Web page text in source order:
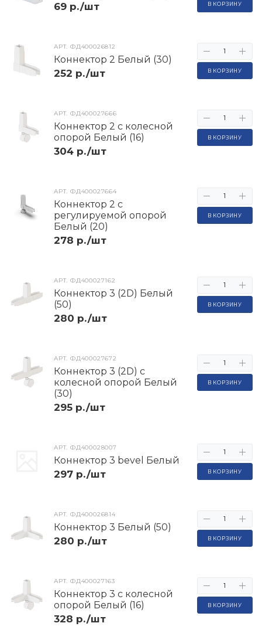
АРТ.ФД400027163
Коннектор 3 с колесной
опорой Белый (16)
328 р./шт
В КОРЗИНУ
АРТ.ФД400026814
Коннектор 3 Белый (50)
280 р./шт В КОРЗИНУ
АРТ.ФД400028007
Коннектор 3 bevel Белый
297 р./шт В КОРЗИНУ
АРТ.ФД400027672
Коннектор 3 (2D) с
колесной опорой Белый
(30)
295 р./шт
В КОРЗИНУ
АРТ.ФД400027162
Коннектор 3 (2D) Белый
(50)
280 р./шт
В КОРЗИНУ
АРТ.ФД400027664
Коннектор 2 с
регулируемой опорой
Белый (20)
278 р./шт
В КОРЗИНУ
АРТ.ФД400027666
Коннектор 2 с колесной
опорой Белый (16)
304 р./шт
В КОРЗИНУ
АРТ.ФД400026812
Коннектор 2 Белый (30)
252 р./шт В КОРЗИНУ
69 р./шт В КОРЗИНУ